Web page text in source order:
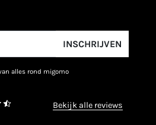
INSCHRIJVEN
alles rond migomo
bekijk alle reviews